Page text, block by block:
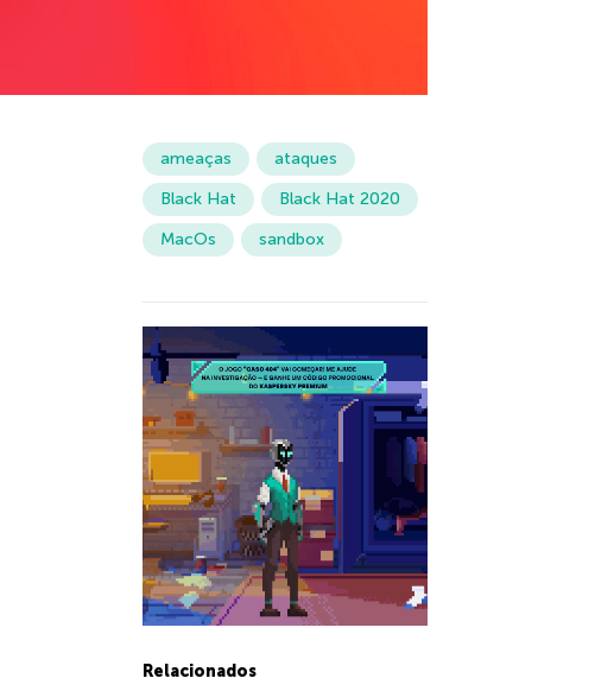
ameaças
ataques
Black Hat
Black Hat 2020
MacOs
sandbox
Relacionados